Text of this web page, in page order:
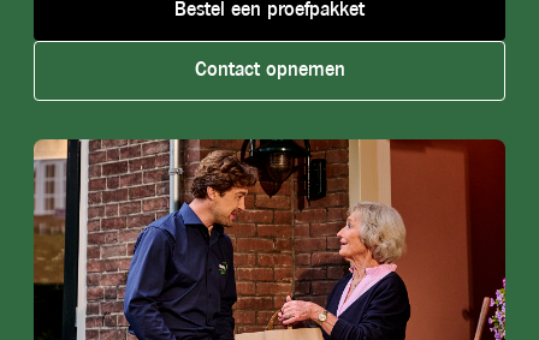
Bestel een proefpakket
Contact opnemen